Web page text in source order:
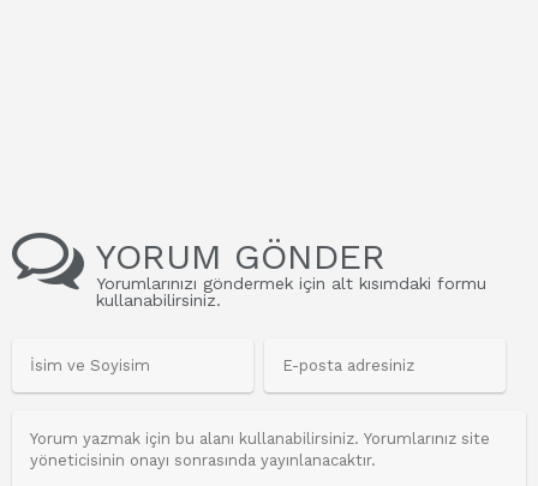
YORUM GÖNDER
Yorumlarınızı göndermek için alt kısımdaki formu
kullanabilirsiniz.